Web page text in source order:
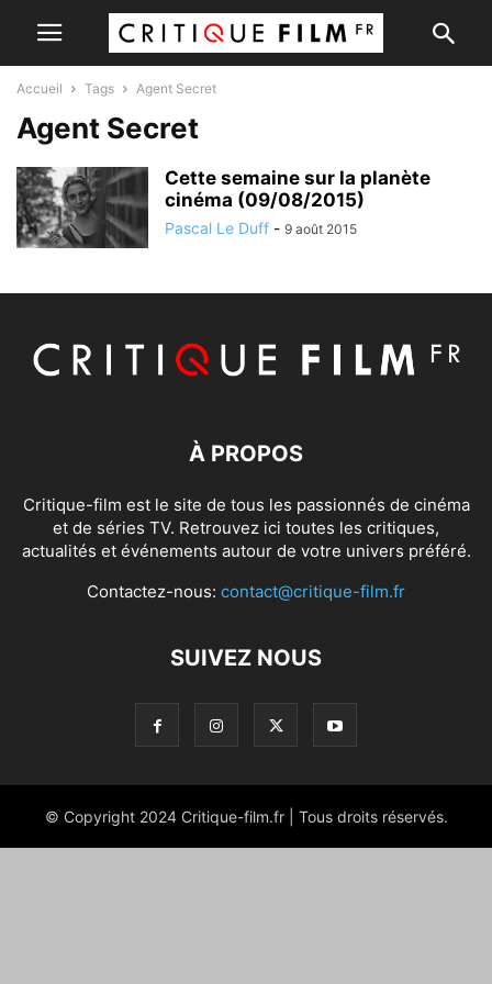
Accueil Tags Agent Secret
Agent Secret
Cette semaine sur la planète
cinéma (09/08/2015)
Pascal Le Duff - 9 août 2015
À PROPOS
Critique-film est le site de tous les passionnés de cinéma
et de séries TV. Retrouvez ici toutes les critiques,
actualités et événements autour de votre univers préféré.
Contactez-nous: contact@critique-film.fr
SUIVEZ NOUS
© Copyright 2024 Critique-film.fr | Tous droits réservés.